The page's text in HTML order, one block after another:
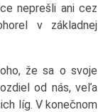
neprešli ani cez
v základnej
že sa o svoje
od nás, veľa
líg. V konečnom